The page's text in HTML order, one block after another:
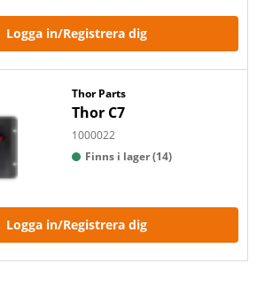
Logga in/Registrera dig
Thor Parts
Thor C7
1000022
Finns i lager (14)
Logga in/Registrera dig